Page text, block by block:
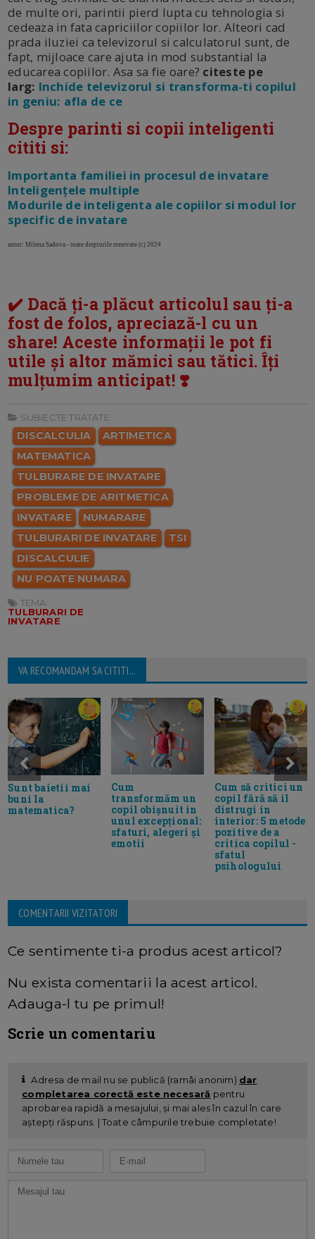
de multe ori, parintii pierd lupta cu tehnologia si
cedeaza in fata capriciilor copiilor lor. Alteori cad
prada iluziei ca televizorul si calculatorul sunt, de
fapt, mijloace care ajuta in mod substantial la
educarea copiilor. Asa sa fie oare? citeste pe
larg: Inchide televizorul si transforma-ti copilul
in geniu: afla de ce
Despre parinti si copii inteligenti
cititi si:
Importanta familiei in procesul de invatare
Inteligenţele multiple
Modurile de inteligenta ale copiilor si modul lor
specific de invatare
autor: Milena Sadova - toate drepturile rezervate (c) 2024
✔️ Dacă ți-a plăcut articolul sau ți-a
fost de folos, apreciază-l cu un
share! Aceste informații le pot fi
utile și altor mămici sau tătici. Îți
mulțumim anticipat! ❣️
SUBIECTE TRATATE:
DISCALCULIA
ARTIMETICA
MATEMATICA
TULBURARE DE INVATARE
PROBLEME DE ARITMETICA
INVATARE
NUMARARE
TULBURARI DE INVATARE
TSI
DISCALCULIE
NU POATE NUMARA
TEMA:
TULBURARI DE
INVATARE
VA RECOMANDAM SA CITITI...
Sunt baietii mai
buni la
matematica?
Cum
transformăm un
copil obișnuit in
unul excepțional:
sfaturi, alegeri și
emotii
Cum să critici un
copil fără să il
distrugi in
interior: 5 metode
pozitive de a
critica copilul -
sfatul
psihologului
COMENTARII VIZITATORI
Ce sentimente ti-a produs acest articol?
Nu exista comentarii la acest articol.
Adauga-l tu pe primul!
Scrie un comentariu
Adresa de mail nu se publică (ramâi anonim) dar
completarea corectă este necesară pentru
aprobarea rapidă a mesajului, și mai ales în cazul în care
aștepți răspuns. | Toate câmpurile trebuie completate!